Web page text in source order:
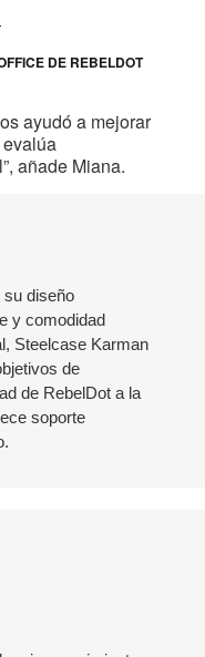
DE REBELDOT
ayudó a mejorar
añade Miana.
su diseño
y comodidad
Steelcase Karman
de
de RebelDot a la
soporte